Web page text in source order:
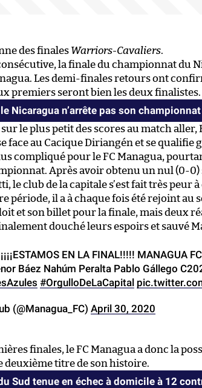
des finales Warriors-Cavaliers.
la finale du championnat du
Les demi-finales retours ont
premiers seront bien les deux finalistes.
Nicaragua n’arrête pas son
le plus petit des scores au match aller,
face au Cacique Diriangén et se qualifie
compliqué pour le FC Managua,
Après avoir obtenu un nul (0-0)
le club de la capitale s’est fait très peur
période, il a à chaque fois été rejoint au
et son billet pour la finale, mais deux
douché leurs espoirs et sauvé
EN LA FINAL!!!!! MANAGUA
Báez Nahúm Peralta Pablo Gállego
#OrgulloDeLaCapital
(@Managua_FC) April 30, 2020
finales, le FC Managua a donc la
deuxième titre de son histoire.
Sud tenue en échec à domicile à 12